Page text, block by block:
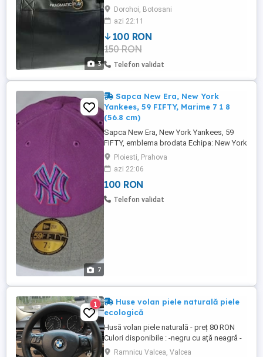
3
buzunar frontal, buzunar lateral, curea de
umăr ajustabila si detașabilă. Dimensiuni:
48 x 23 x 26 cm.
Dorohoi, Botosani
azi 22:11
100 RON
150 RON
Telefon validat
7
Sapca New Era, New York
Yankees, 59 FIFTY, Marime 7 1 8
(56.8 cm)
Sapca New Era, New York Yankees, 59
FIFTY, emblema brodata Echipa: New York
Yankees Culoare: mov-gri-roz Material:
poliester, acril, lana Marime: 7 1 8 (56.8
cm)
Ploiesti, Prahova
azi 22:06
100 RON
Telefon validat
1
Huse volan piele naturală piele
ecologică
Husă volan piele naturală - preț 80 RON
Culori disponibile : -negru cu ață neagră -
negru cu ață rosie -gri cu ațâ gri Husă
Ramnicu Valcea, Valcea